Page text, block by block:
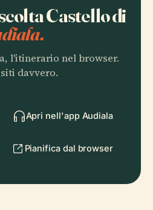
Castello di
l'itinerario nel browser.
davvero.
Apri nell'app Audiala
Pianifica dal browser